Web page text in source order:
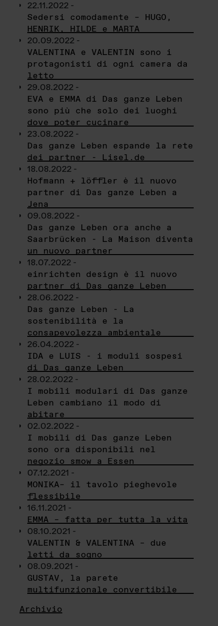
22.11.2022 -
Sedersi comodamente – HUGO,
HENRIK, HILDE e MARTA
20.09.2022 -
VALENTINA e VALENTIN sono i
protagonisti di ogni camera da
letto
29.08.2022 -
EVA e EMMA di Das ganze Leben
sono più che solo dei luoghi
dove poter cucinare
23.08.2022 -
Das ganze Leben espande la rete
dei partner - Lisel.de
18.08.2022 -
Hofmann + löffler è il nuovo
partner di Das ganze Leben a
Jena
09.08.2022 -
Das ganze Leben ora anche a
Saarbrücken - La Maison diventa
un nuovo partner
18.07.2022 -
einrichten design è il nuovo
partner di Das ganze Leben
28.06.2022 -
Das ganze Leben - La
sostenibilità e la
consapevolezza ambientale
26.04.2022 -
IDA e LUIS - i moduli sospesi
di Das ganze Leben
28.02.2022 -
I mobili modulari di Das ganze
Leben cambiano il modo di
abitare
02.02.2022 -
I mobili di Das ganze Leben
sono ora disponibili nel
negozio smow a Essen
07.12.2021 -
MONIKA– il tavolo pieghevole
flessibile
16.11.2021 -
EMMA – fatta per tutta la vita
08.10.2021 -
VALENTIN & VALENTINA – due
letti da sogno
08.09.2021 -
GUSTAV, la parete
multifunzionale convertibile
Archivio